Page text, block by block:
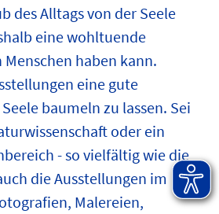
des Alltags von der Seele
eine wohltuende
haben kann.
eine gute
baumeln zu lassen. Sei
oder ein
- so vielfältig wie die
die Ausstellungen im
Malereien,